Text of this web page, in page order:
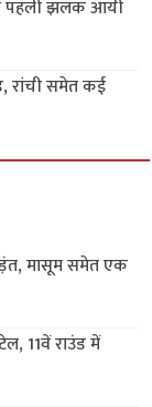
पहली झलक आयी
रांची समेत कई
मासूम समेत एक
11वें राउंड में